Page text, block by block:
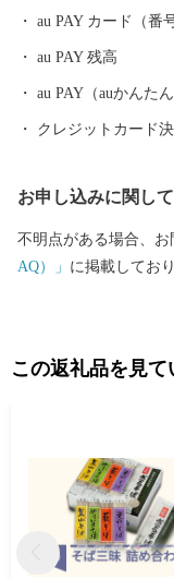
臣の指定を受けてい
の期間 令和7年10月1
税法第37条の2第2項
au PAY カード（番
au PAY 残高
au PAY（auかんた
クレジットカード
お申し込みに関して
不明点がある場合、
AQ）」 に掲載してお
この返礼品を見